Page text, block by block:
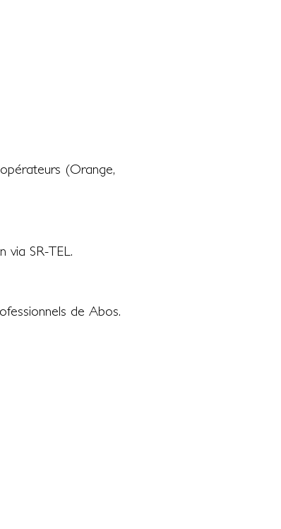
(Orange,
via SR-TEL.
de Abos.